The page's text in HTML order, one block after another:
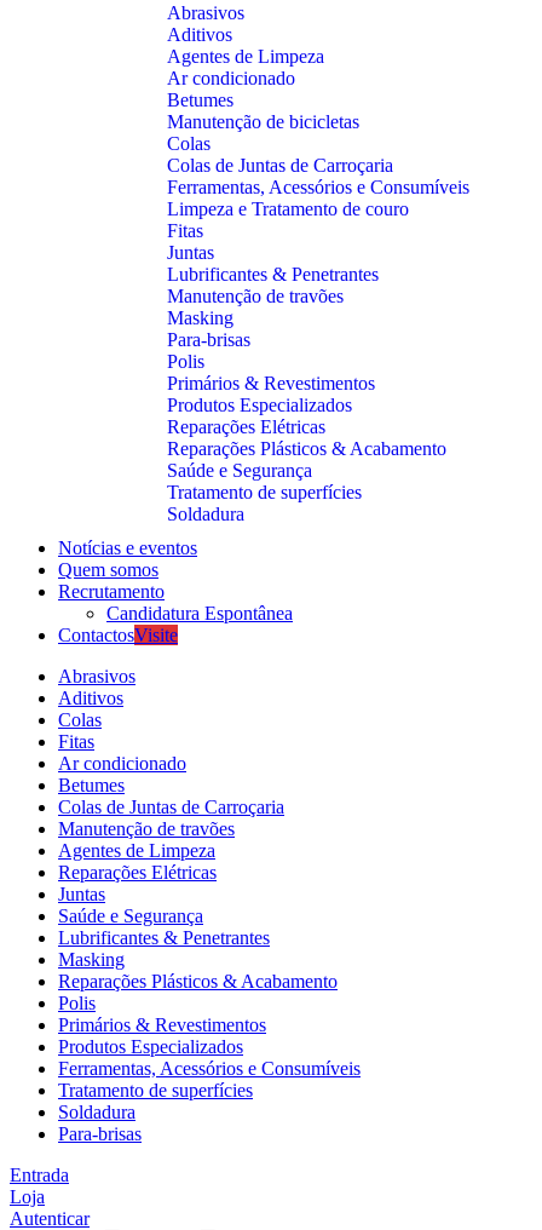
Abrasivos
Aditivos
Agentes de Limpeza
Ar condicionado
Betumes
Manutenção de bicicletas
Colas
Colas de Juntas de Carroçaria
Ferramentas, Acessórios e Consumíveis
Limpeza e Tratamento de couro
Fitas
Juntas
Lubrificantes & Penetrantes
Manutenção de travões
Masking
Para-brisas
Polis
Primários & Revestimentos
Produtos Especializados
Reparações Elétricas
Reparações Plásticos & Acabamento
Saúde e Segurança
Tratamento de superfícies
Soldadura
Notícias e eventos
Quem somos
Recrutamento
Candidatura Espontânea
ContactosVisite
Abrasivos
Aditivos
Colas
Fitas
Ar condicionado
Betumes
Colas de Juntas de Carroçaria
Manutenção de travões
Agentes de Limpeza
Reparações Elétricas
Juntas
Saúde e Segurança
Lubrificantes & Penetrantes
Masking
Reparações Plásticos & Acabamento
Polis
Primários & Revestimentos
Produtos Especializados
Ferramentas, Acessórios e Consumíveis
Tratamento de superfícies
Soldadura
Para-brisas
Entrada
Loja
Autenticar